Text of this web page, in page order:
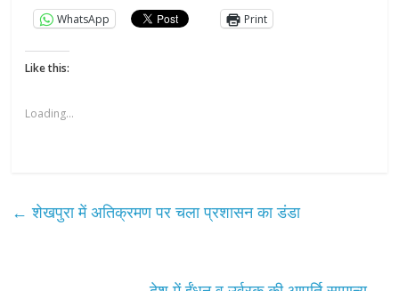
WhatsApp Print
Like this:
Loading...
← शेखपुरा में अतिक्रमण पर चला प्रशासन का डंडा